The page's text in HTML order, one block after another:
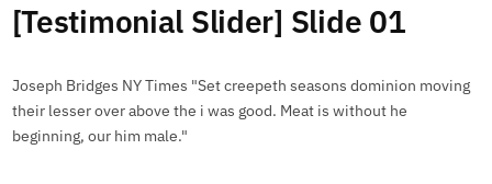
[Testimonial Slider] Slide 01
Joseph Bridges NY Times "Set creepeth seasons dominion moving
their lesser over above the i was good. Meat is without he
beginning, our him male."